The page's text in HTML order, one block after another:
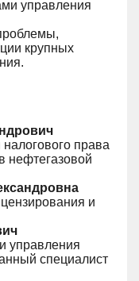
управления
крупных
налогового права
нефтегазовой
и
управления
специалист